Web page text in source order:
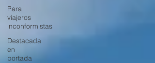
Para
viajeros
inconformistas
Destacada
en
portada